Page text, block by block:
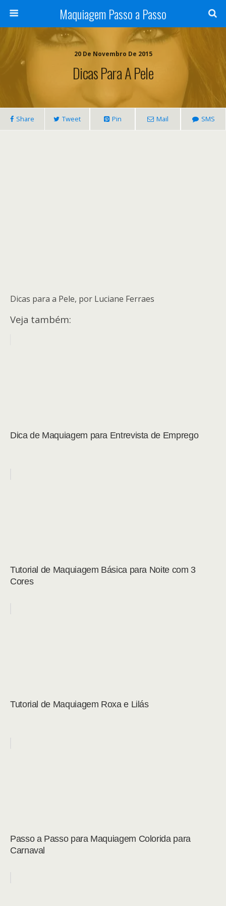
Maquiagem Passo a Passo
20 De Novembro De 2015
Dicas Para A Pele
Share Tweet Pin Mail SMS
Dicas para a Pele, por Luciane Ferraes
Veja também:
Dica de Maquiagem para Entrevista de Emprego
Tutorial de Maquiagem Básica para Noite com 3
Cores
Tutorial de Maquiagem Roxa e Lilás
Passo a Passo para Maquiagem Colorida para
Carnaval